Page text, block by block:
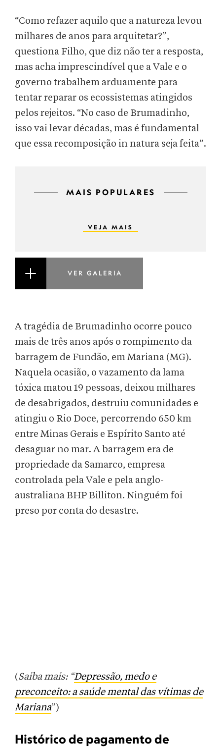
“Como refazer aquilo que a natureza levou
milhares de anos para arquitetar?”,
questiona Filho, que diz não ter a resposta,
mas acha imprescindível que a Vale e o
governo trabalhem arduamente para
tentar reparar os ecossistemas atingidos
pelos rejeitos. “No caso de Brumadinho,
isso vai levar décadas, mas é fundamental
que essa recomposição in natura seja feita”.
MAIS POPULARES
VEJA MAIS
VER GALERIA
A tragédia de Brumadinho ocorre pouco
mais de três anos após o rompimento da
barragem de Fundão, em Mariana (MG).
Naquela ocasião, o vazamento da lama
tóxica matou 19 pessoas, deixou milhares
de desabrigados, destruiu comunidades e
atingiu o Rio Doce, percorrendo 650 km
entre Minas Gerais e Espírito Santo até
desaguar no mar. A barragem era de
propriedade da Samarco, empresa
controlada pela Vale e pela anglo-
australiana BHP Billiton. Ninguém foi
preso por conta do desastre.
(Saiba mais: “Depressão, medo e
preconceito: a saúde mental das vítimas de
Mariana”)
Histórico de pagamento de